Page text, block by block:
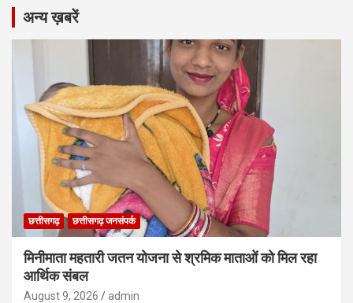
अन्य ख़बरें
छत्तीसगढ़ छत्तीसगढ़ जनसंपर्क
मिनीमाता महतारी जतन योजना से श्रमिक माताओं को मिल रहा
आर्थिक संबल
August 9, 2026 admin